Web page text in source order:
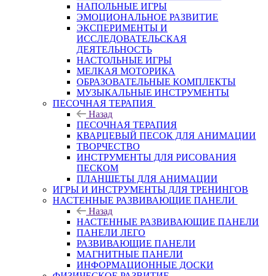
НАПОЛЬНЫЕ ИГРЫ
ЭМОЦИОНАЛЬНОЕ РАЗВИТИЕ
ЭКСПЕРИМЕНТЫ И
ИССЛЕДОВАТЕЛЬСКАЯ
ДЕЯТЕЛЬНОСТЬ
НАСТОЛЬНЫЕ ИГРЫ
МЕЛКАЯ МОТОРИКА
ОБРАЗОВАТЕЛЬНЫЕ КОМПЛЕКТЫ
МУЗЫКАЛЬНЫЕ ИНСТРУМЕНТЫ
ПЕСОЧНАЯ ТЕРАПИЯ
Назад
ПЕСОЧНАЯ ТЕРАПИЯ
КВАРЦЕВЫЙ ПЕСОК ДЛЯ АНИМАЦИИ
ТВОРЧЕСТВО
ИНСТРУМЕНТЫ ДЛЯ РИСОВАНИЯ
ПЕСКОМ
ПЛАНШЕТЫ ДЛЯ АНИМАЦИИ
ИГРЫ И ИНСТРУМЕНТЫ ДЛЯ ТРЕНИНГОВ
НАСТЕННЫЕ РАЗВИВАЮЩИЕ ПАНЕЛИ
Назад
НАСТЕННЫЕ РАЗВИВАЮЩИЕ ПАНЕЛИ
ПАНЕЛИ ЛЕГО
РАЗВИВАЮЩИЕ ПАНЕЛИ
МАГНИТНЫЕ ПАНЕЛИ
ИНФОРМАЦИОННЫЕ ДОСКИ